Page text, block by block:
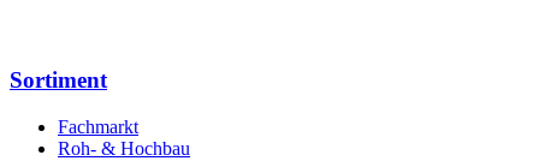
Sortiment
Fachmarkt
Roh- & Hochbau